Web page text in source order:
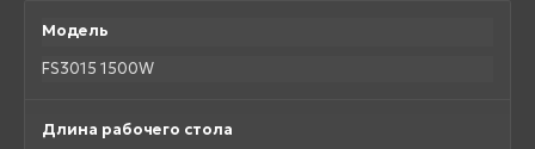
Модель
FS3015 1500W
Длина рабочего стола